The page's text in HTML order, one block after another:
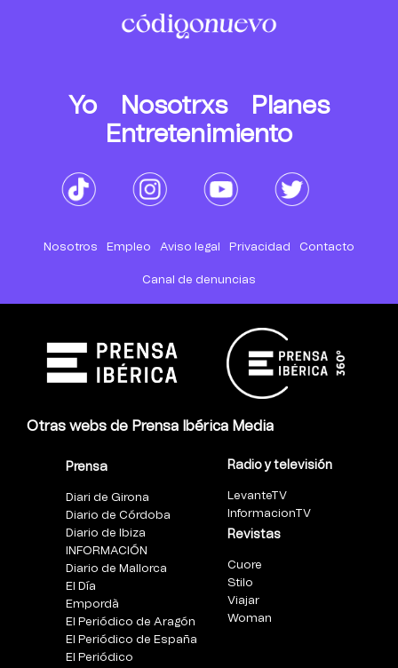
Yo Nosotrxs
Planes
Entretenimiento
Nosotros Empleo Aviso legal Privacidad Contacto
Canal de denuncias
Otras webs de Prensa Ibérica Media
Prensa
Diari de Girona
Diario de Córdoba
Diario de Ibiza
INFORMACIÓN
Diario de Mallorca
El Día
Empordà
El Periódico de Aragón
El Periódico de España
El Periódico
Radio y televisión
LevanteTV
InformacionTV
Revistas
Cuore
Stilo
Viajar
Woman